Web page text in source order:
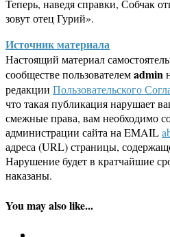
Теперь, наведя справки, Собчак
зовут отец Гурий».
Источник материала
Настоящий материал
сообществе пользователемadmin
редакции Пользовательского
что такая публикация нарушает
смежные права, вам необходимо
администрации сайта на EMAIL
адреса (URL) страницы,
Нарушение будет в кратчайшие
наказаны.
You may also like...